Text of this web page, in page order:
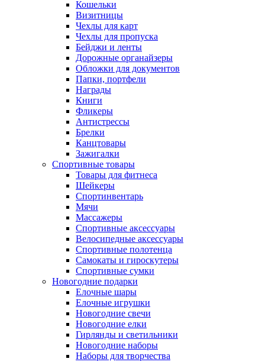
Кошельки
Визитницы
Чехлы для карт
Чехлы для пропуска
Бейджи и ленты
Дорожные органайзеры
Обложки для документов
Папки, портфели
Награды
Книги
Фликеры
Антистрессы
Брелки
Канцтовары
Зажигалки
Спортивные товары
Товары для фитнеса
Шейкеры
Спортинвентарь
Мячи
Массажеры
Спортивные аксессуары
Велосипедные аксессуары
Спортивные полотенца
Самокаты и гироскутеры
Спортивные сумки
Новогодние подарки
Елочные шары
Елочные игрушки
Новогодние свечи
Новогодние елки
Гирлянды и светильники
Новогодние наборы
Наборы для творчества